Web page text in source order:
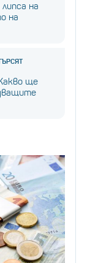
на
на
ще